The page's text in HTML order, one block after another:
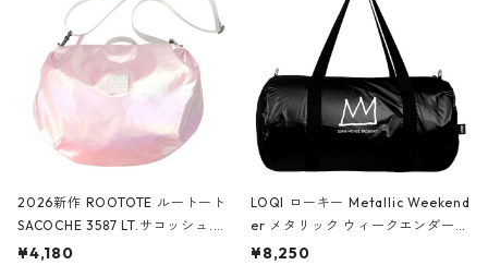
2026新作 ROOTOTE ルートート
SACOCHE 3587 LT.サコッシュ.ル
ミエ-B ショルダーバッグ グロスピ
¥4,180
LOQI ローキー Metallic Weekend
er メタリック ウィークエンダー
ボストンバッグ ショルダーバッグ
¥8,250